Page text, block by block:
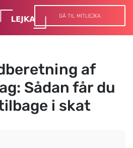
GÅ TIL MITLEJKA
af
Sådan får du
i skat